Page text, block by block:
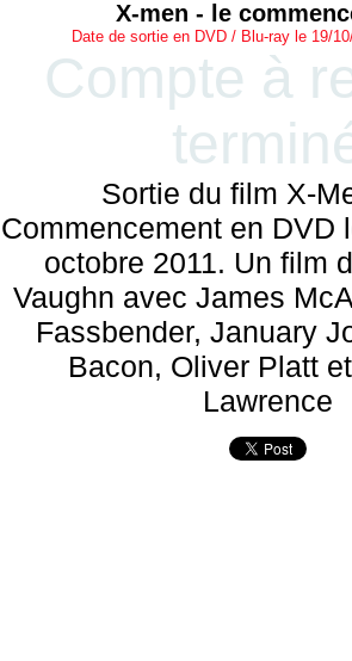
X-men - le
Date de sortie en DVD / Blu-ray le 19/
Compte à
Sortie du film X-
Commencement en DVD
octobre 2011. Un film
Vaughn avec James
Fassbender, January
Bacon, Oliver Platt
Lawrence